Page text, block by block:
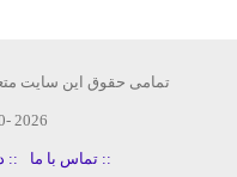
تمامی حقوق این سایت
2026©
:: تماس با ما ::